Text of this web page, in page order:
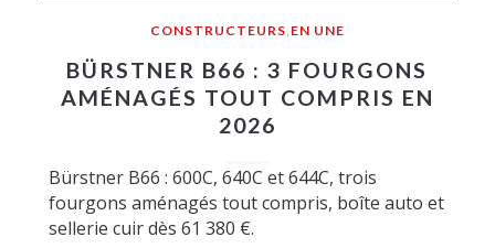
CONSTRUCTEURS, EN UNE
BÜRSTNER B66 : 3 FOURGONS
AMÉNAGÉS TOUT COMPRIS EN
2026
Bürstner B66 : 600C, 640C et 644C, trois
fourgons aménagés tout compris, boîte auto et
sellerie cuir dès 61 380 €.